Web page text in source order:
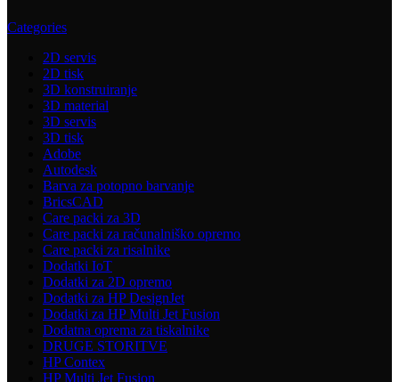
Categories
2D servis
2D tisk
3D konstruiranje
3D material
3D servis
3D tisk
Adobe
Autodesk
Barva za potopno barvanje
BricsCAD
Care packi za 3D
Care packi za računalniško opremo
Care packi za risalnike
Dodatki IoT
Dodatki za 2D opremo
Dodatki za HP DesignJet
Dodatki za HP Multi Jet Fusion
Dodatna oprema za tiskalnike
DRUGE STORITVE
HP Contex
HP Multi Jet Fusion